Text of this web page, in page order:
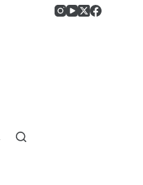
HISTORIA DE